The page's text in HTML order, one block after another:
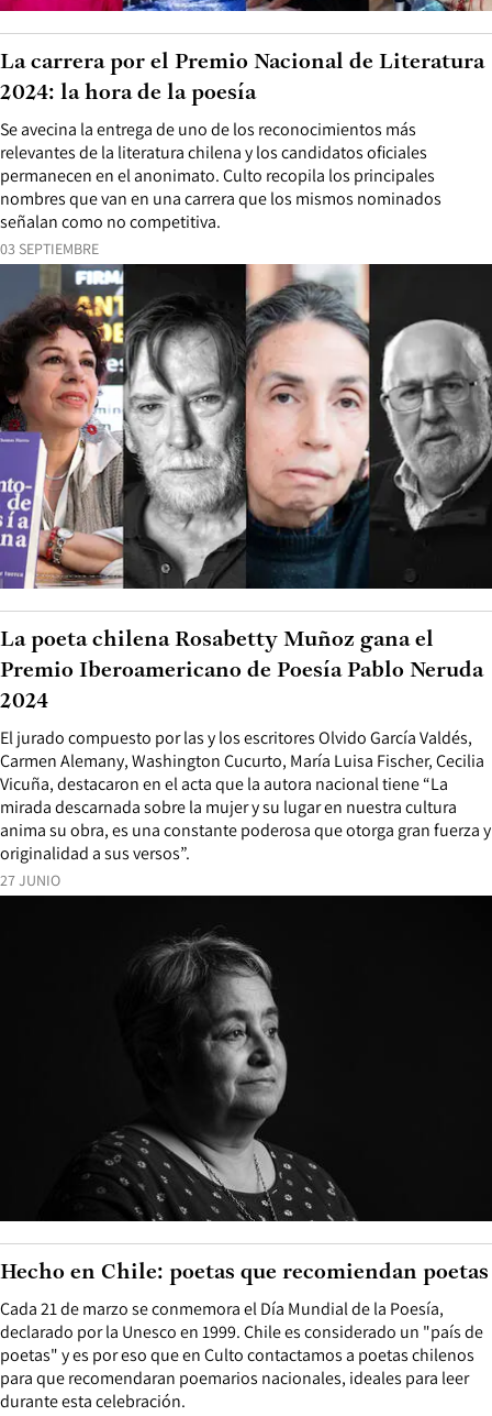
03 SEPTIEMBRE
Se avecina la entrega de uno de los reconocimientos más
relevantes de la literatura chilena y los candidatos oficiales
permanecen en el anonimato. Culto recopila los principales
nombres que van en una carrera que los mismos nominados
señalan como no competitiva.
La carrera por el Premio Nacional de Literatura
2024: la hora de la poesía
27 JUNIO
El jurado compuesto por las y los escritores Olvido García Valdés,
Carmen Alemany, Washington Cucurto, María Luisa Fischer, Cecilia
Vicuña, destacaron en el acta que la autora nacional tiene “La
mirada descarnada sobre la mujer y su lugar en nuestra cultura
anima su obra, es una constante poderosa que otorga gran fuerza y
originalidad a sus versos”.
La poeta chilena Rosabetty Muñoz gana el
Premio Iberoamericano de Poesía Pablo Neruda
2024
Cada 21 de marzo se conmemora el Día Mundial de la Poesía,
declarado por la Unesco en 1999. Chile es considerado un "país de
poetas" y es por eso que en Culto contactamos a poetas chilenos
para que recomendaran poemarios nacionales, ideales para leer
durante esta celebración.
Hecho en Chile: poetas que recomiendan poetas